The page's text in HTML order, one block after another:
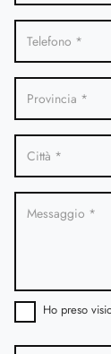
Ho preso